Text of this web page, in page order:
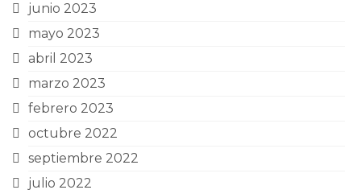
junio 2023
mayo 2023
abril 2023
marzo 2023
febrero 2023
octubre 2022
septiembre 2022
julio 2022